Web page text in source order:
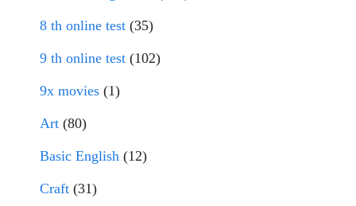
8 th online test (35)
9 th online test (102)
9x movies (1)
Art (80)
Basic English (12)
Craft (31)